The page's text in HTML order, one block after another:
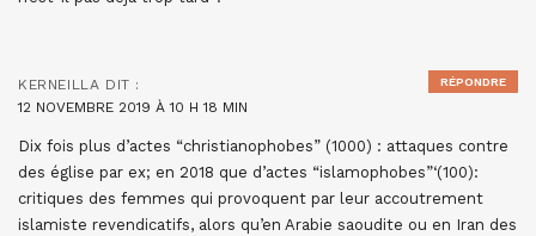
KERNEILLA DIT :
12 NOVEMBRE 2019 À 10 H 18 MIN
Dix fois plus d’actes “christianophobes” (1000) : attaques contre
des église par ex; en 2018 que d’actes “islamophobes”‘(100):
critiques des femmes qui provoquent par leur accoutrement
islamiste revendicatifs, alors qu’en Arabie saoudite ou en Iran des
RÉPONDRE